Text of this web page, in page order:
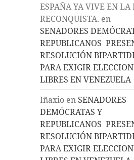
ESPAÑA YA VIVE EN LA
RECONQUISTA. en
SENADORES
REPUBLICANOS
RESOLUCIÓN
PARA EXIGIR
LIBRES EN VENEZUELA
Iñaxio en SENADORES
DEMÓCRATAS Y
REPUBLICANOS
RESOLUCIÓN
PARA EXIGIR